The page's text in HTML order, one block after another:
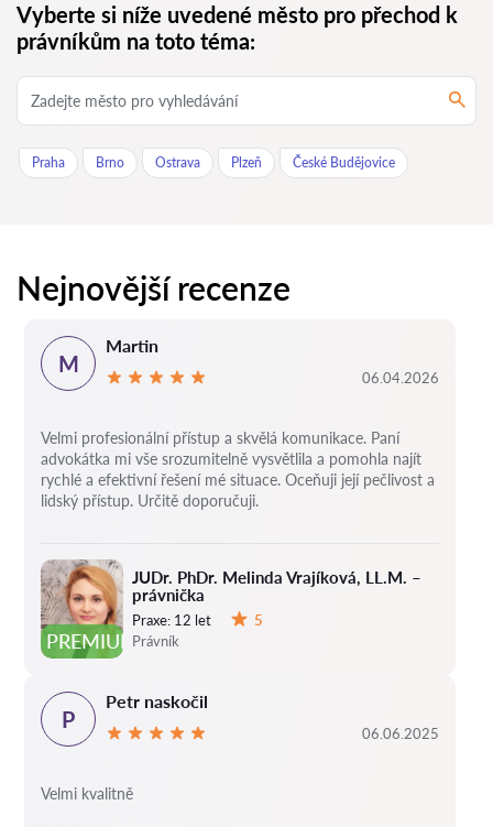
Vyberte si níže uvedené město pro přechod k
právníkům na toto téma:
Praha Brno Ostrava Plzeň České Budějovice
Nejnovější recenze
PREMIUM
JUDr. PhDr. Melinda Vrajíková, LL.M. –
právnička
Praxe: 12 let
5
Právník
M
Martin
06.04.2026
Velmi profesionální přístup a skvělá komunikace. Paní
advokátka mi vše srozumitelně vysvětlila a pomohla najít
rychlé a efektivní řešení mé situace. Oceňuji její pečlivost a
lidský přístup. Určitě doporučuji.
P
Petr naskočil
06.06.2025
Velmi kvalitně